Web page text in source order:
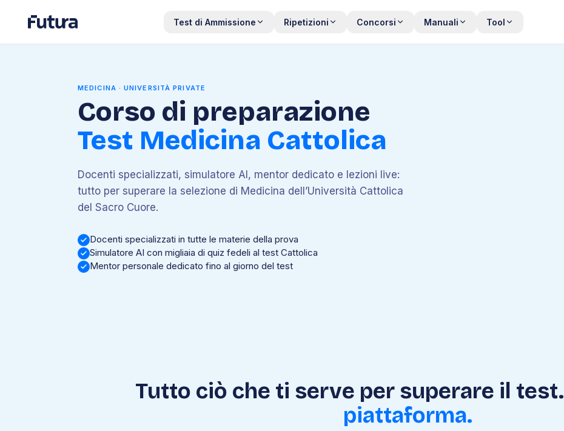
Test di Ammissione Ripetizioni Concorsi Manuali Tool
MEDICINA · UNIVERSITÀ PRIVATE
Corso di preparazione
Test Medicina Cattolica
Docenti specializzati, simulatore AI, mentor dedicato e lezioni live:
tutto per superare la selezione di Medicina dell’Università Cattolica
del Sacro Cuore.
Docenti specializzati in tutte le materie della prova
Simulatore AI con migliaia di quiz fedeli al test Cattolica
Mentor personale dedicato fino al giorno del test
Tutto ciò che ti serve per superare il test.
piattaforma.